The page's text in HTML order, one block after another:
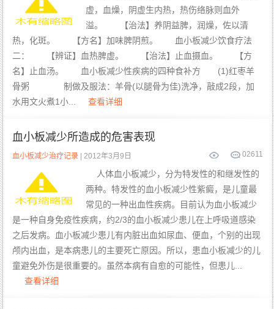
虚，血燥，阴虚生内热，热伤络脉则血外
溢。 【治法】养阴益脾，润燥，佐以清
热，化斑。 【方名】加味脾阴煎。 血小板减少饮食疗法
二： 【辨证】血热脾虚。 【治法】止血摄血。 【方
名】止血汤。 血小板减少性疾病的四种食补方 (1)红枣羊
骨粥 制做及服法：羊骨(以腿骨为佳)洗净，敲成2段，加
水用文火煮1小...
查看详细
血小板减少所造成的危害表现
2611
0
血小板减少治疗记录 | 2012年3月9日
人体血小板减少，分为特发性的和继发性的
两种。特发性的血小板减少性紫癜，是儿童最
常见的一种出血性疾病。目前认为血小板减少
是一种自身免疫性疾病，约2/3的血小板减少患儿在上呼吸道感染
之后发病。血小板减少患儿有内脏出血如尿血、便血，个别的出现
颅内出血，是本病患儿的主要死亡原因。所以，患血小板减少的儿
童避免外伤是很重要的。虽然本病有自愈的可能性，但患儿...
查看详细